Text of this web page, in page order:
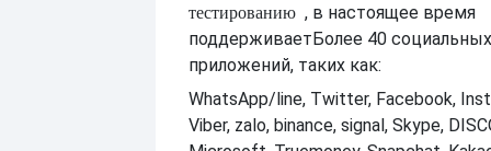
тестированию , в настоящее время
поддерживаетБолее 40
приложений, таких как:
WhatsApp/line, Twitter, Facebook,
Viber, zalo, binance, signal, Skype,